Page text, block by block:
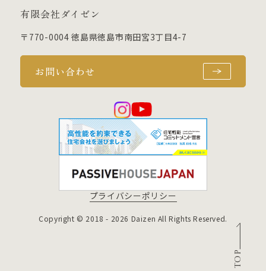
有限会社ダイゼン
〒770-0004 徳島県徳島市南田宮3丁目4-7
お問い合わせ
プライバシーポリシー
Copyright © 2018 - 2026 Daizen All Rights Reserved.